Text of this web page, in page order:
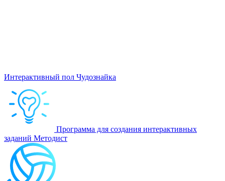
Интерактивный пол Чудознайка
Программа для создания интерактивных
заданий Методист